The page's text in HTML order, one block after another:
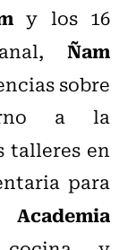
y los 16
Ñam
sobre
a la
talleres en
para
Academia